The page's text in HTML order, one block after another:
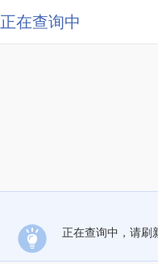
正在查询中
正在查询中，请刷